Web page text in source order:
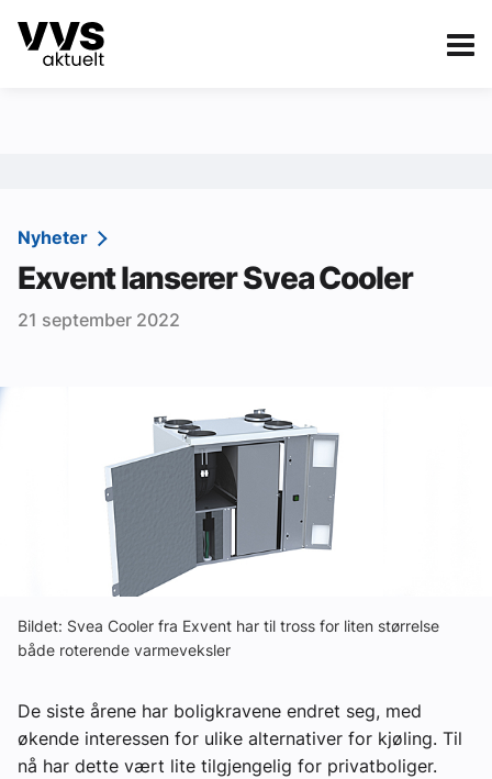
Kategorier
Sanitær
Ventilasjon
Varme og energi
Aktuelle prosjekter
Om VVS Aktuelt
Kontakt oss:
Abonner på fagbladet Byggfakta Nyheter
Annonsere i VVS Aktuelt
Kontakt oss
Tips oss
Nyheter
Exvent lanserer Svea Cooler
21 september 2022
Bildet: Svea Cooler fra Exvent har til tross for liten størrelse
både roterende varmeveksler
De siste årene har boligkravene endret seg, med
økende interessen for ulike alternativer for kjøling. Til
nå har dette vært lite tilgjengelig for privatboliger.